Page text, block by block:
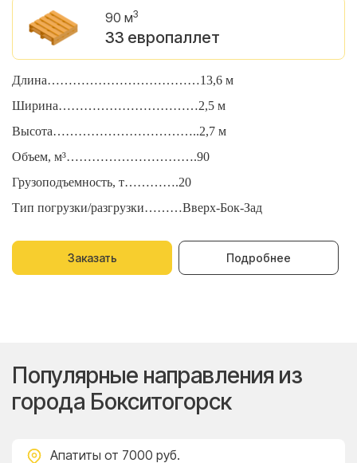
90 м3
33 европаллет
Длина………………………………13,6 м
Ширина……………………………2,5 м
Высота……………………………..2,7 м
Объем, м³………………………….90
Грузоподъемность, т………….20
Тип погрузки/разгрузки………Вверх-Бок-Зад
Заказать Подробнее
Популярные направления из
города Бокситогорск
Апатиты от 7000 руб.